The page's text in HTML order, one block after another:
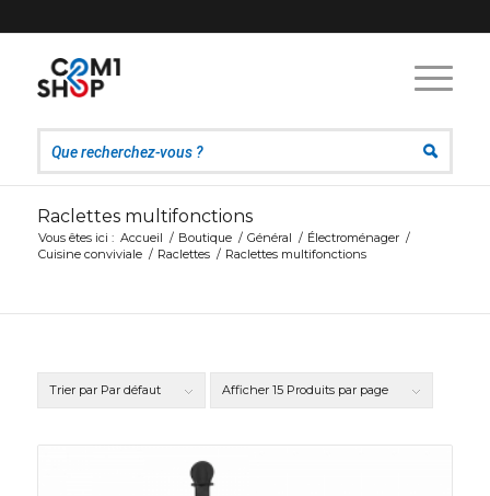
Raclettes multifonctions
Vous êtes ici : Accueil / Boutique / Général / Électroménager /
Cuisine conviviale / Raclettes / Raclettes multifonctions
Trier par Par défaut Afficher 15 Produits par page